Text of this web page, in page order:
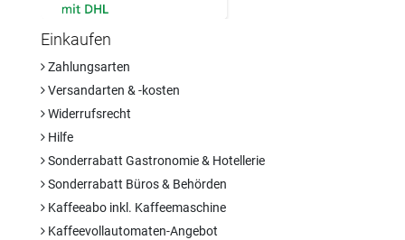
Einkaufen
Zahlungsarten
Versandarten & -kosten
Widerrufsrecht
Hilfe
Sonderrabatt Gastronomie & Hotellerie
Sonderrabatt Büros & Behörden
Kaffeeabo inkl. Kaffeemaschine
Kaffeevollautomaten-Angebot